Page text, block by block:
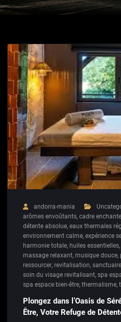
andorra-mania
arômes envoûtants, cadre
détente absolue, eaux thermales
environnement calme, expérience
harmonie totale, huiles essentielles,
massage relaxant, musique douce,
ressourcer, revitalisation,
soin du visage revitalisant, spa
spa espace bien-être, thermalisme,
Plongez dans l’Oasis de
Être, Votre Refuge de